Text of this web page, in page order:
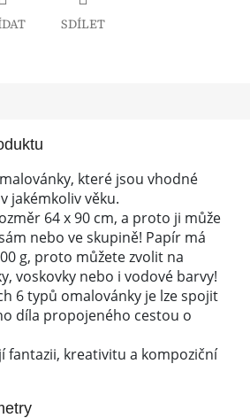
SDÍLET
které jsou vhodné
jakémkoliv věku.
64 x 90 cm, a proto ji může
nebo ve skupině! Papír má
g, proto můžete zvolit na
voskovky nebo i vodové barvy!
6 typů omalovánky je lze spojit
díla propojeného cestou o
fantazii, kreativitu a kompoziční